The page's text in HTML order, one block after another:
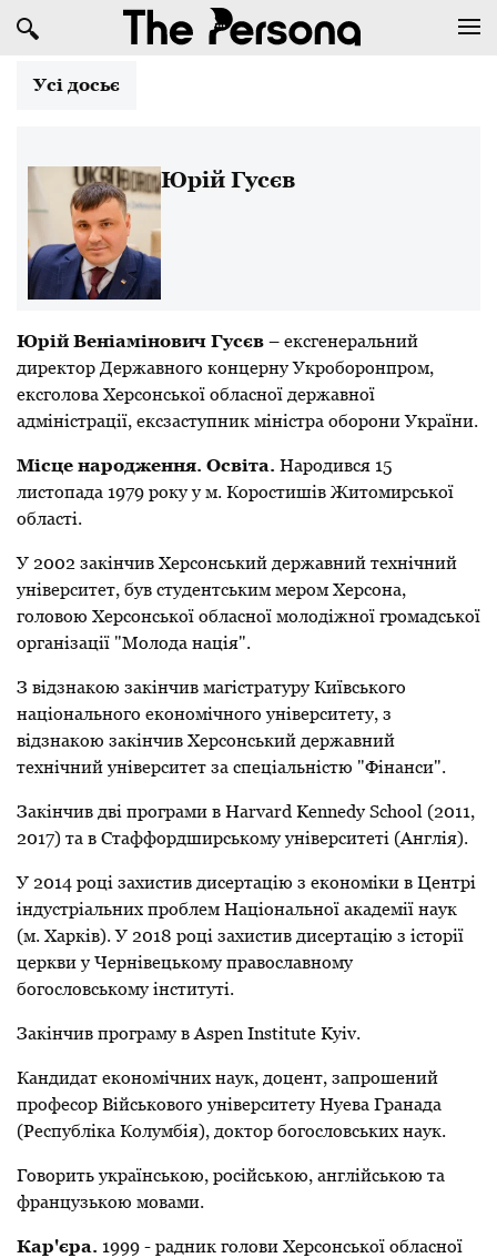
Усі досьє
Юрій Гусєв
Юрій Веніамінович Гусєв – ексгенеральний
директор Державного концерну Укроборонпром,
ексголова Херсонської обласної державної
адміністрації, ексзаступник міністра оборони України.
Місце народження. Освіта. Народився 15
листопада 1979 року у м. Коростишів Житомирської
області.
У 2002 закінчив Херсонський державний технічний
університет, був студентським мером Херсона,
головою Херсонської обласної молодіжної громадської
організації "Молода нація".
З відзнакою закінчив магістратуруКиївського
національного економічного університету, з
відзнакою закінчив Херсонський державний
технічний університет за спеціальністю "Фінанси".
Закінчив дві програми в Harvard Kennedy School (2011,
2017) та в Стаффордширському університеті (Англія).
У 2014 році захистив дисертацію з економіки в Центрі
індустріальних проблем Національної академії наук
(м. Харків). У 2018 році захистив дисертацію з історії
церкви у Чернівецькому православному
богословському інституті.
Закінчив програму в Aspen Institute Kyiv.
Кандидат економічних наук, доцент, запрошений
професор Військового університету Нуева Гранада
(Республіка Колумбія), доктор богословських наук.
Говорить українською, російською, англійською та
французькою мовами.
Кар'єра. 1999 - радник голови Херсонської обласної